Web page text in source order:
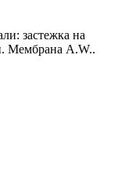
застежка на
Мембрана A.W..